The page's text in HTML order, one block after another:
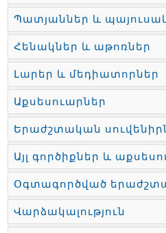
Պատյաններ և
Հենակներ և աթոռներ
Լարեր և մեդիատորներ
Աքսեսուարներ
Երաժշտական
Այլ գործիքներ և
Օգտագործված
Վարձակալություն